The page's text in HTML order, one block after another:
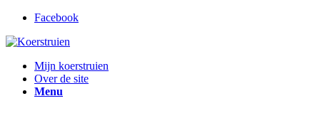
Facebook
Mijn koerstruien
Over de site
Menu